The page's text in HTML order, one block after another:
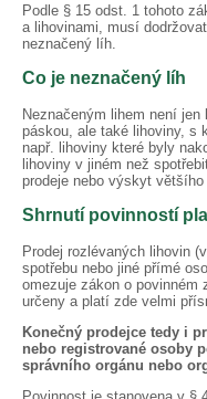
Podle § 15 odst. 1 tohoto
a lihovinami, musí
neznačený líh.
Co je neznačený líh
Neznačeným lihem není
páskou, ale také lihoviny, s
např. lihoviny které byly
lihoviny v jiném než
prodeje nebo výskyt
Shrnutí povinností
Prodej rozlévaných lihovin
spotřebu nebo jiné přímé
omezuje zákon o povinném
určeny a platí zde velmi
Konečný prodejce tedy i
nebo registrované osoby
správního orgánu nebo